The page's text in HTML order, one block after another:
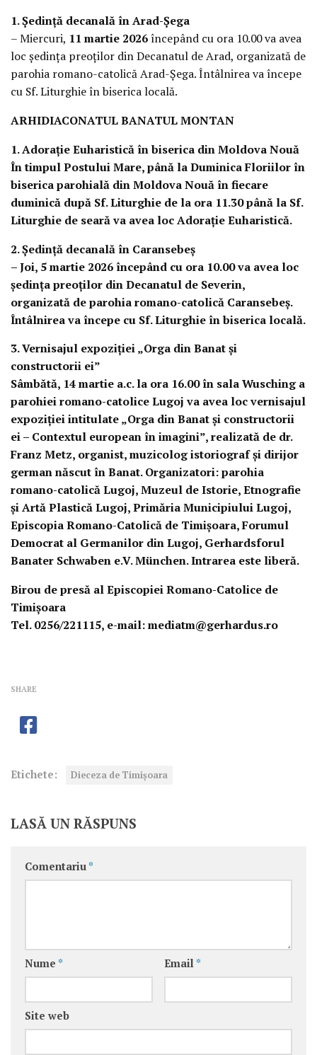
1. Ședință decanală în Arad-Șega
– Miercuri, 11 martie 2026 începând cu ora 10.00 va avea
loc ședința preoților din Decanatul de Arad, organizată de
parohia romano-catolică Arad-Șega. Întâlnirea va începe
cu Sf. Liturghie în biserica locală.
ARHIDIACONATUL BANATUL MONTAN
1. Adorație Euharistică în biserica din Moldova Nouă
În timpul Postului Mare, până la Duminica Floriilor în
biserica parohială din Moldova Nouă în fiecare
duminică după Sf. Liturghie de la ora 11.30 până la Sf.
Liturghie de seară va avea loc Adorație Euharistică.
2. Ședință decanală în Caransebeș
– Joi, 5 martie 2026 începând cu ora 10.00 va avea loc
ședința preoților din Decanatul de Severin,
organizată de parohia romano-catolică Caransebeș.
Întâlnirea va începe cu Sf. Liturghie în biserica locală.
3. Vernisajul expoziției „Orga din Banat și
constructorii ei”
Sâmbătă, 14 martie a.c.la ora 16.00 în sala Wusching a
parohiei romano-catolice Lugoj va avea loc vernisajul
expoziției intitulate „Orga din Banat și constructorii
ei – Contextul european în imagini”, realizată de dr.
Franz Metz, organist, muzicolog istoriograf și dirijor
german născut în Banat. Organizatori: parohia
romano-catolică Lugoj, Muzeul de Istorie, Etnografie
și Artă Plastică Lugoj, Primăria Municipiului Lugoj,
Episcopia Romano-Catolică de Timișoara, Forumul
Democrat al Germanilor din Lugoj, Gerhardsforul
Banater Schwaben e.V. München. Intrarea este liberă.
Birou de presă al Episcopiei Romano-Catolice de
Timișoara
Tel. 0256/221115, e-mail: mediatm@gerhardus.ro
SHARE
Etichete: Dieceza de Timișoara
LASĂ UN RĂSPUNS
Comentariu *
Nume * Email *
Site web